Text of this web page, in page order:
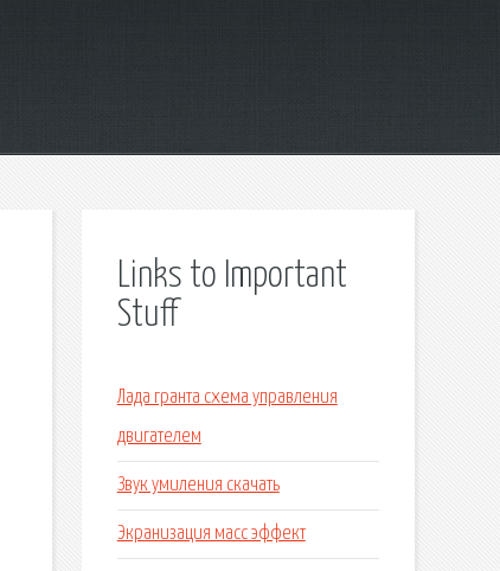
Links to Important
Stuff
Лада гранта схема управления
двигателем
Звук умиления скачать
Экранизация масс эффект